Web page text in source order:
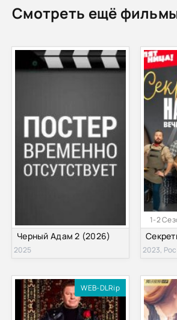
Смотреть ещё
Черный Адам 2 (2026)
2025
1-2
2023,
WEB-DLRip